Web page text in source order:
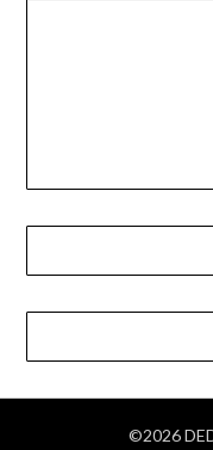
©2026